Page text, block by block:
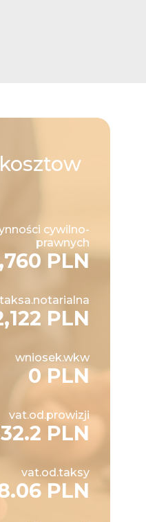
cywilno-
prawnych
PLN
taksa.notarialna
PLN
wniosek.wkw
0 PLN
vat.od.prowizji
PLN
vat.od.taksy
PLN